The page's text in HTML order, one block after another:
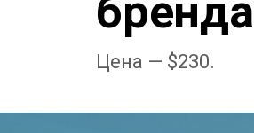
бренда
Цена — $230.